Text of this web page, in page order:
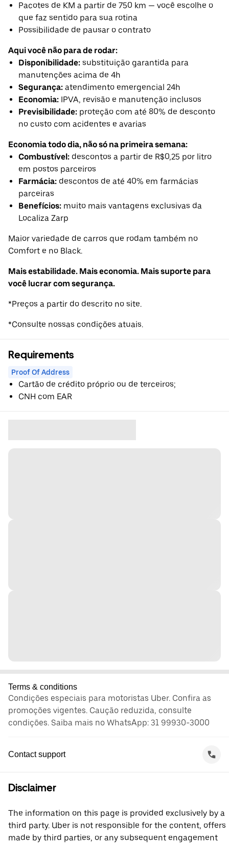
Pacotes de KM a partir de 750 km — você escolhe o
que faz sentido para sua rotina
Possibilidade de pausar o contrato
Aqui você não para de rodar:
Disponibilidade: substituição garantida para
manutenções acima de 4h
Segurança: atendimento emergencial 24h
Economia: IPVA, revisão e manutenção inclusos
Previsibilidade: proteção com até 80% de desconto
no custo com acidentes e avarias
Economia todo dia, não só na primeira semana:
Combustível: descontos a partir de R$0,25 por litro
em postos parceiros
Farmácia: descontos de até 40% em farmácias
parceiras
Benefícios: muito mais vantagens exclusivas da
Localiza Zarp
Maior variedade de carros que rodam também no
Comfort e no Black.
Mais estabilidade. Mais economia. Mais suporte para
você lucrar com segurança.
*Preços a partir do descrito no site.
*Consulte nossas condições atuais.
Requirements
Proof Of Address
Cartão de crédito próprio ou de terceiros;
CNH com EAR
Terms & conditions
Condições especiais para motoristas Uber. Confira as
promoções vigentes. Caução reduzida, consulte
condições. Saiba mais no WhatsApp: 31 99930-3000
Contact support
Disclaimer
The information on this page is provided exclusively by a
third party. Uber is not responsible for the content, offers
made by third parties, or any subsequent engagement